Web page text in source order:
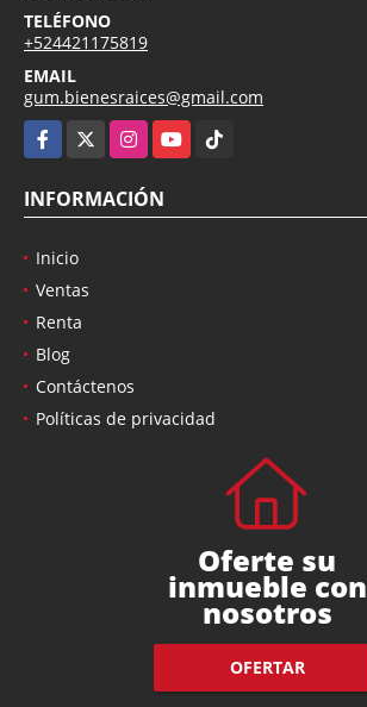
TELÉFONO
+524421175819
EMAIL
gum.bienesraices@gmail.com
Facebook
InstagramYouTubeTikTok
INFORMACIÓN
Inicio
Ventas
Renta
Blog
Contáctenos
Políticas de privacidad
Oferte su
inmueble con
nosotros
OFERTAR